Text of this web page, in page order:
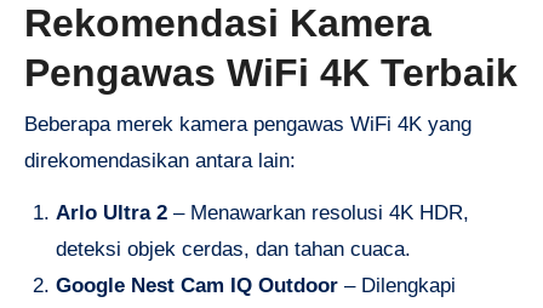
Rekomendasi Kamera
Pengawas WiFi 4K Terbaik
Beberapa merek kamera pengawas WiFi 4K yang
direkomendasikan antara lain:
Arlo Ultra 2 – Menawarkan resolusi 4K HDR,
deteksi objek cerdas, dan tahan cuaca.
Google Nest Cam IQ Outdoor – Dilengkapi